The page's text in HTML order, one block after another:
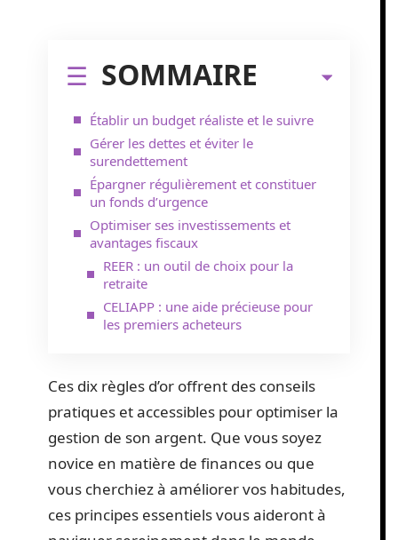
SOMMAIRE
Établir un budget réaliste et le suivre
Gérer les dettes et éviter le
surendettement
Épargner régulièrement et constituer
un fonds d’urgence
Optimiser ses investissements et
avantages fiscaux
REER : un outil de choix pour la
retraite
CELIAPP : une aide précieuse pour
les premiers acheteurs
Ces dix règles d’or offrent des conseils
pratiques et accessibles pour optimiser la
gestion de son argent. Que vous soyez
novice en matière de finances ou que
vous cherchiez à améliorer vos habitudes,
ces principes essentiels vous aideront à